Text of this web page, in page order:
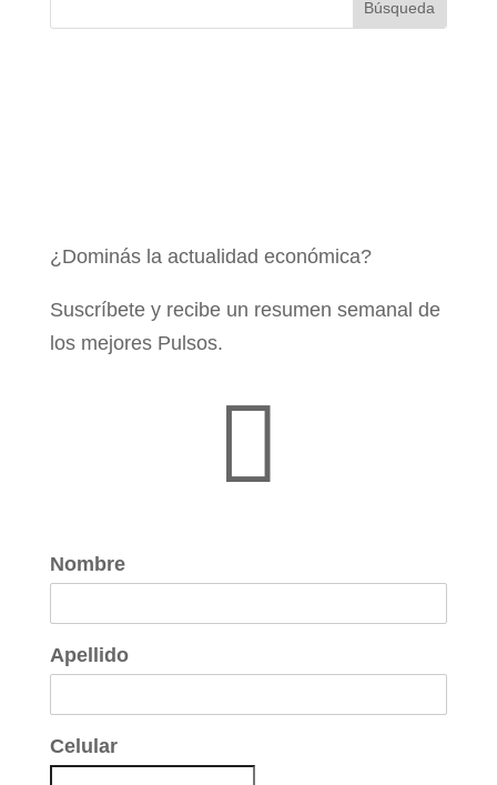
¿Dominás la actualidad económica?
Suscríbete y recibe un resumen semanal de
los mejores Pulsos.

Nombre
Apellido
Celular